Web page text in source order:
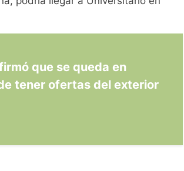
que se queda en
tener ofertas del exterior